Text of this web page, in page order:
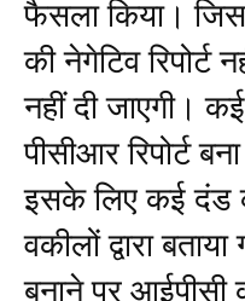
फैसला किया।
की नेगेटिव रिपोर्ट
नहीं दी जाएगी।
पीसीआर रिपोर्ट
इसके लिए कई दंड
वकीलों द्वारा बताया
बनाने पर